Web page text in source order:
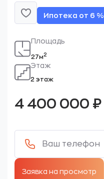
Ипотека от 6 %
Площадь
27м2
Этаж
2 этаж
4 400 000 ₽